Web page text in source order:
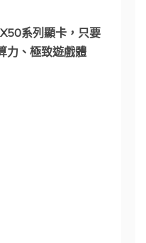
系列顯卡，只要
力、極致遊戲體